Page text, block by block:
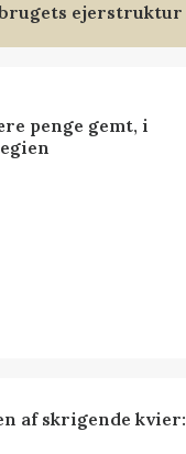
ejerstruktur
penge gemt, i
af skrigende kvier: